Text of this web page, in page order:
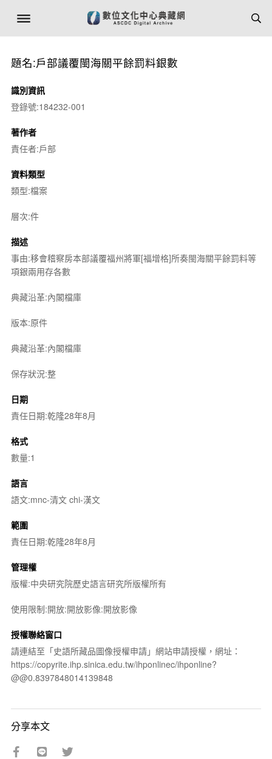
題名:戶部議覆閩海關平餘罰料銀數
識別資訊
登錄號:184232-001
著作者
責任者:戶部
資料類型
類型:檔案
層次:件
描述
事由:移會稽察房本部議覆福州將軍[福增格]所奏閩海關平餘罰料等
項銀兩用存各數
典藏沿革:內閣檔庫
版本:原件
典藏沿革:內閣檔庫
保存狀況:整
日期
責任日期:乾隆28年8月
格式
數量:1
語言
語文:mnc-清文 chi-漢文
範圍
責任日期:乾隆28年8月
管理權
版權:中央研究院歷史語言研究所版權所有
使用限制:開放:開放影像:開放影像
授權聯絡窗口
請連結至「史語所藏品圖像授權申請」網站申請授權，網址：
https://copyrite.ihp.sinica.edu.tw/ihponlinec/ihponline?
@@0.8397848014139848
分享本文